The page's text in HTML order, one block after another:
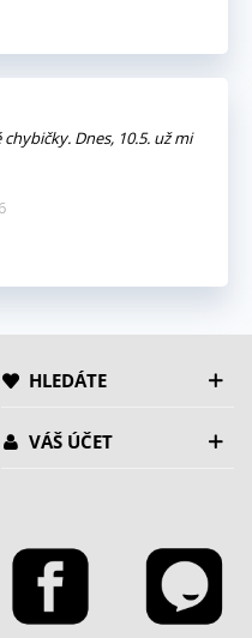
Dnes, 10.5. už mi
HLEDÁTE
VÁŠ ÚČET